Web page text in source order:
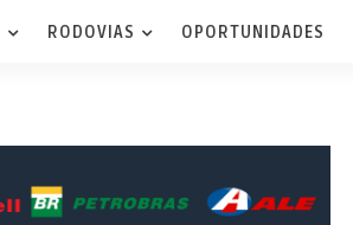
RODOVIAS OPORTUNIDADES